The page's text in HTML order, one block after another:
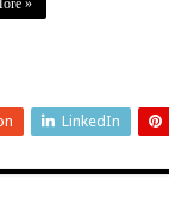
»
LinkedIn